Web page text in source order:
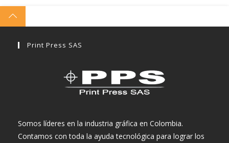
Print Press SAS
Somos líderes en la industria gráfica en Colombia.
Contamos con toda la ayuda tecnológica para lograr los